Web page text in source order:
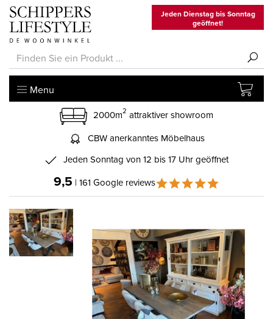
Jeden Dienstag bis Sonntag
geöffnet!
Menu
2000m2 attraktiver showroom
CBW anerkanntes Möbelhaus
Jeden Sonntag von 12 bis 17 Uhr geöffnet
9,5 | 161 Google reviews